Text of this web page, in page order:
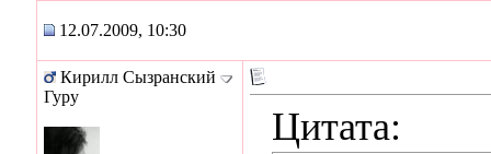
12.07.2009, 10:30
Кирилл Сызранский
Гуру
Цитата: